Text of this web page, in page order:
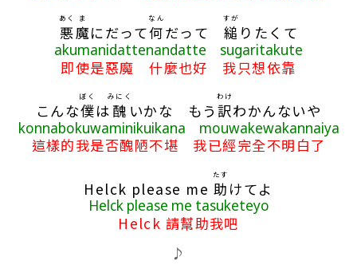
悪
あく
魔
ま
にだって何
なん
だって 縋
すが
りたくて
akumanidattenandatte sugaritakute
即使是惡魔 什麼也好 我只想依靠
こんな僕
ぼく
は 醜
みにく
いかな もう 訳
わけ
わかんないや
konnabokuwaminikuikana mouwakewakannaiya
這樣的我是否醜陋不堪 我已經完全不明白了
Helck please me 助
たす
けてよ
Helck please me tasuketeyo
Helck 請幫助我吧
♪